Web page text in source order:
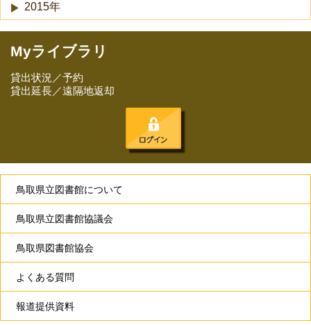
2015年
Myライブラリ
貸出状況／予約
貸出延長／遠隔地返却
鳥取県立図書館について
鳥取県立図書館協議会
鳥取県図書館協会
よくある質問
報道提供資料